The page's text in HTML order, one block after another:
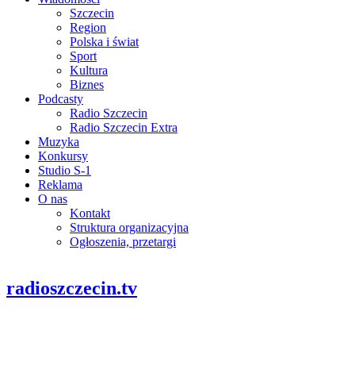
Szczecin
Region
Polska i świat
Sport
Kultura
Biznes
Podcasty
Radio Szczecin
Radio Szczecin Extra
Muzyka
Konkursy
Studio S-1
Reklama
O nas
Kontakt
Struktura organizacyjna
Ogłoszenia, przetargi
radioszczecin.tv